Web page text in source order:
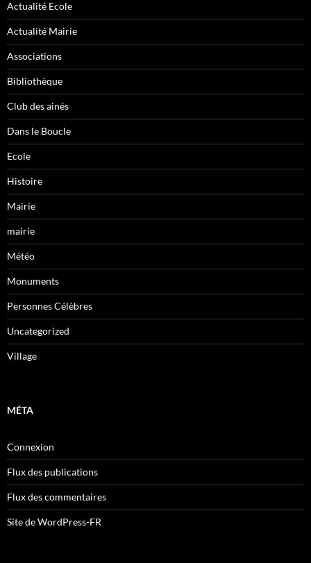
Actualité Ecole
Actualité Mairie
Associations
Bibliothèque
Club des ainés
Dans le Boucle
Ecole
Histoire
Mairie
mairie
Météo
Monuments
Personnes Célèbres
Uncategorized
Village
MÉTA
Connexion
Flux des publications
Flux des commentaires
Site de WordPress-FR